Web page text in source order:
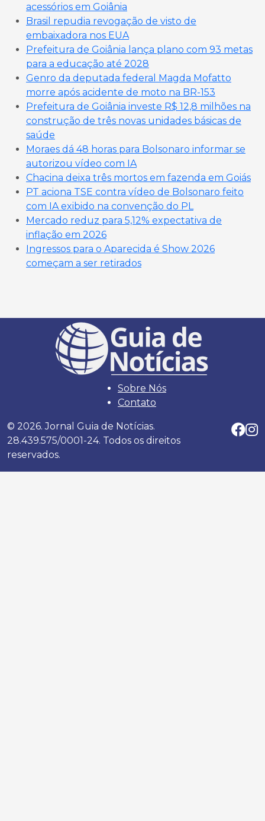
acessórios em Goiânia
Brasil repudia revogação de visto de
embaixadora nos EUA
Prefeitura de Goiânia lança plano com 93 metas
para a educação até 2028
Genro da deputada federal Magda Mofatto
morre após acidente de moto na BR-153
Prefeitura de Goiânia investe R$ 12,8 milhões na
construção de três novas unidades básicas de
saúde
Moraes dá 48 horas para Bolsonaro informar se
autorizou vídeo com IA
Chacina deixa três mortos em fazenda em Goiás
PT aciona TSE contra vídeo de Bolsonaro feito
com IA exibido na convenção do PL
Mercado reduz para 5,12% expectativa de
inflação em 2026
Ingressos para o Aparecida é Show 2026
começam a ser retirados
Sobre Nós
Contato
© 2026. Jornal Guia de Notícias.
28.439.575/0001-24. Todos os direitos
reservados.